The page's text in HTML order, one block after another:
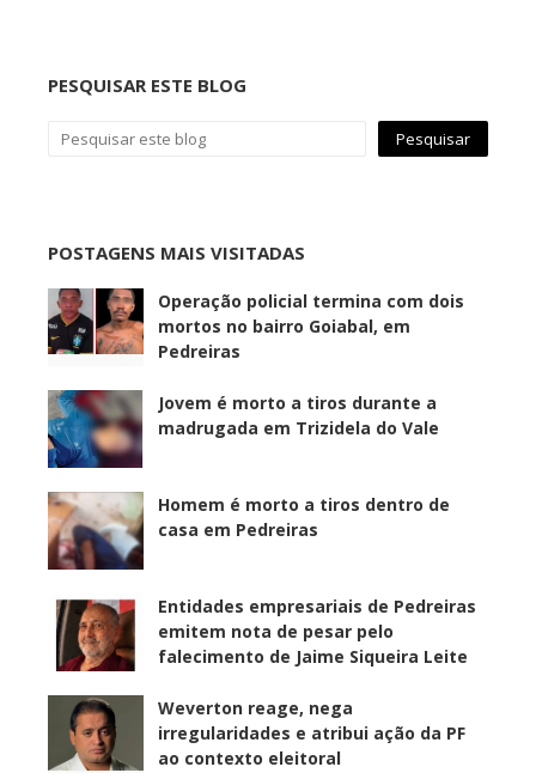
PESQUISAR ESTE BLOG
POSTAGENS MAIS VISITADAS
Operação policial termina com dois
mortos no bairro Goiabal, em
Pedreiras
Jovem é morto a tiros durante a
madrugada em Trizidela do Vale
Homem é morto a tiros dentro de
casa em Pedreiras
Entidades empresariais de Pedreiras
emitem nota de pesar pelo
falecimento de Jaime Siqueira Leite
Weverton reage, nega
irregularidades e atribui ação da PF
ao contexto eleitoral